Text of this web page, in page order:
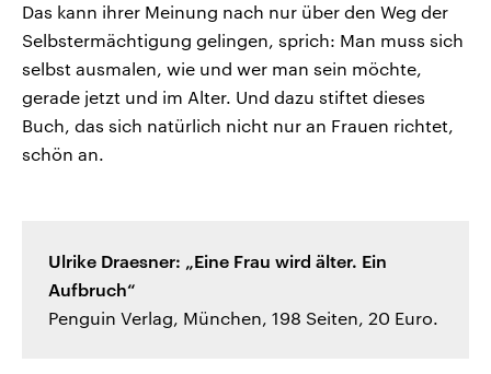
Das kann ihrer Meinung nach nur über den Weg der
Selbstermächtigung gelingen, sprich: Man muss sich
selbst ausmalen, wie und wer man sein möchte,
gerade jetzt und im Alter. Und dazu stiftet dieses
Buch, das sich natürlich nicht nur an Frauen richtet,
schön an.
Ulrike Draesner: „Eine Frau wird älter. Ein
Aufbruch“
Penguin Verlag, München, 198 Seiten, 20 Euro.